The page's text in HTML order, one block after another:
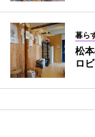
暮ら
松
ロ